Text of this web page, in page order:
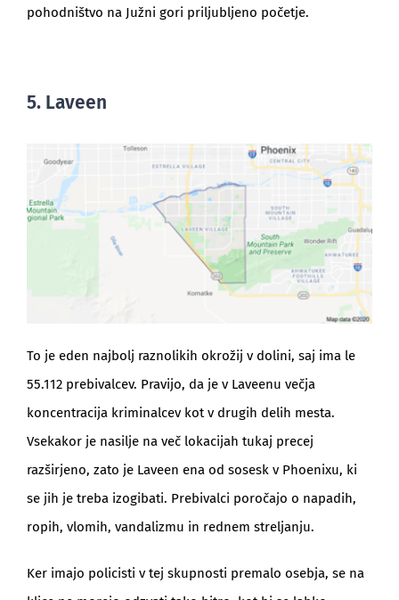
pohodništvo na Južni gori priljubljeno početje.
5. Laveen
To je eden najbolj raznolikih okrožij v dolini, saj ima le
55.112 prebivalcev. Pravijo, da je v Laveenu večja
koncentracija kriminalcev kot v drugih delih mesta.
Vsekakor je nasilje na več lokacijah tukaj precej
razširjeno, zato je Laveen ena od sosesk v Phoenixu, ki
se jih je treba izogibati. Prebivalci poročajo o napadih,
ropih, vlomih, vandalizmu in rednem streljanju.
Ker imajo policisti v tej skupnosti premalo osebja, se na